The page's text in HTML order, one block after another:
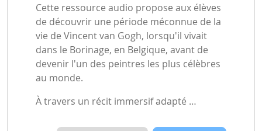
Cette ressource audio propose aux élèves
de découvrir une période méconnue de la
vie de Vincent van Gogh, lorsqu'il vivait
dans le Borinage, en Belgique, avant de
devenir l'un des peintres les plus célèbres
au monde.
À travers un récit immersif adapté …